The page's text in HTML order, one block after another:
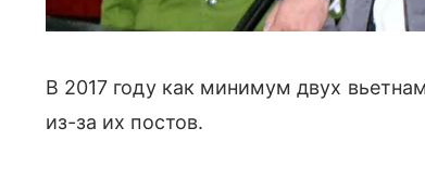
В 2017 году как минимум двух
из-за их постов.